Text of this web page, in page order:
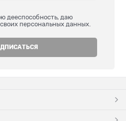
дееспособность, даю
персональных данных.